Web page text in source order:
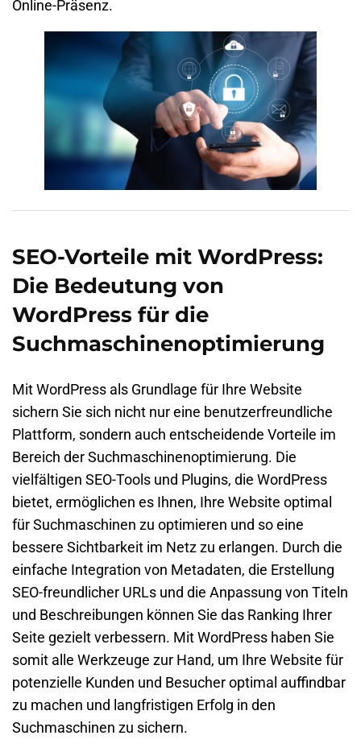
Online-Präsenz.
SEO-Vorteile mit WordPress:
Die Bedeutung von
WordPress für die
Suchmaschinenoptimierung
Mit WordPress als Grundlage für Ihre Website
sichern Sie sich nicht nur eine benutzerfreundliche
Plattform, sondern auch entscheidende Vorteile im
Bereich der Suchmaschinenoptimierung. Die
vielfältigen SEO-Tools und Plugins, die WordPress
bietet, ermöglichen es Ihnen, Ihre Website optimal
für Suchmaschinen zu optimieren und so eine
bessere Sichtbarkeit im Netz zu erlangen. Durch die
einfache Integration von Metadaten, die Erstellung
SEO-freundlicher URLs und die Anpassung von Titeln
und Beschreibungen können Sie das Ranking Ihrer
Seite gezielt verbessern. Mit WordPress haben Sie
somit alle Werkzeuge zur Hand, um Ihre Website für
potenzielle Kunden und Besucher optimal auffindbar
zu machen und langfristigen Erfolg in den
Suchmaschinen zu sichern.